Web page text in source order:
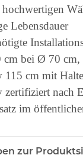
Lebensdauer
cm bei Ø 70 cm,
115 cm mit
zertifiziert nach
im
zur